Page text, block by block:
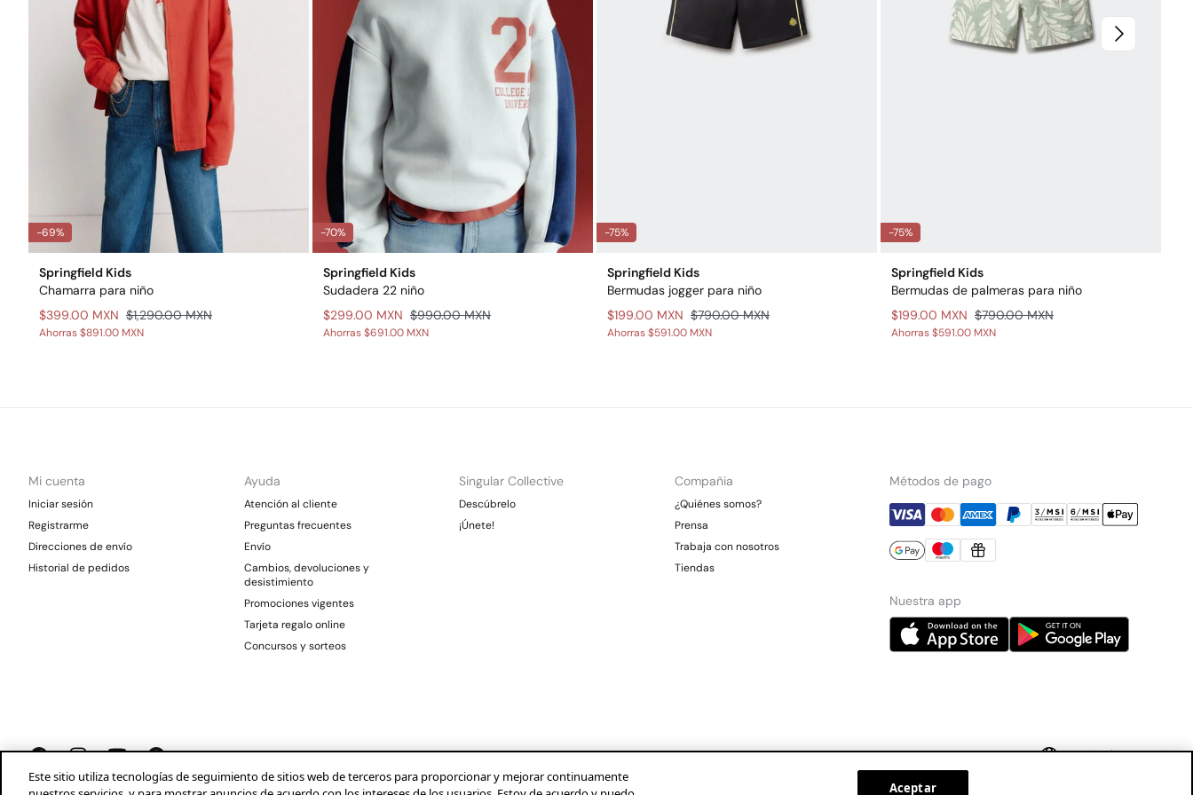
-69%
Springfield Kids
Chamarra para niño
$399.00 MXN $1,290.00 MXN
Ahorras$891.00 MXN
-70%
Springfield Kids
Sudadera 22 niño
$299.00 MXN $990.00 MXN
Ahorras$691.00 MXN
-75%
Springfield Kids
Bermudas jogger para niño
$199.00 MXN $790.00 MXN
Ahorras$591.00 MXN
-75%
Springfield Kids
Bermudas de palmeras para niño
$199.00 MXN $790.00 MXN
Ahorras$591.00 MXN
Mi cuenta
Iniciar sesión
Registrarme
Direcciones de envío
Historial de pedidos
Ayuda
Atención al cliente
Preguntas frecuentes
Envío
Cambios, devoluciones y
desistimiento
Promociones vigentes
Tarjeta regalo online
Concursos y sorteos
Singular Collective
Descúbrelo
¡Únete!
Compañia
¿Quiénes somos?
Prensa
Trabaja con nosotros
Tiendas
Métodos de pago
Nuestra app
Mexico
Español
Este sitio utiliza tecnologías de seguimiento de sitios web de terceros para proporcionar y mejorar continuamente
Aceptar